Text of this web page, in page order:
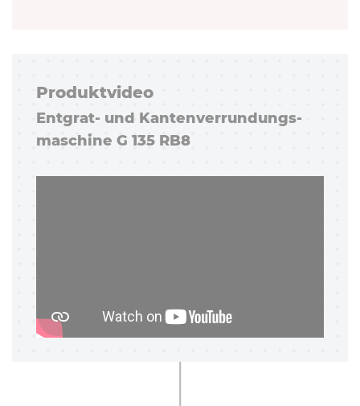
Pro­dukt­vi­deo
Entgrat- und Kan­ten­ver­run­dungs­
ma­schi­ne G 135 RB8